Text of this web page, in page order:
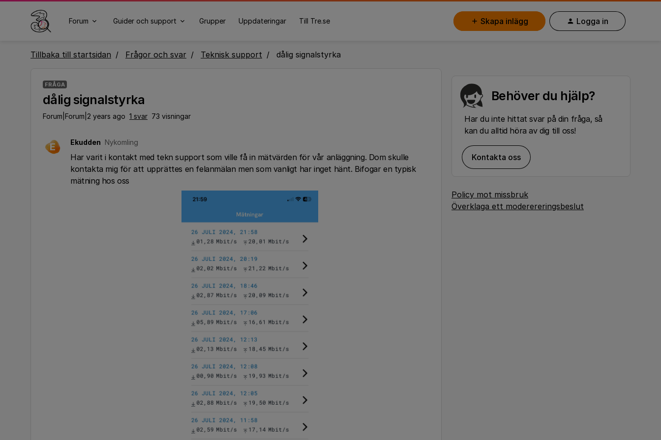
Forum Guider och support Grupper Uppdateringar Till Tre.se Skapa inlägg Logga in
Tillbaka till startsidan Frågor och svar Teknisk support dålig signalstyrka
FRÅGA
dålig signalstyrka
Forum|Forum|2 years ago 1 svar 73 visningar
E Ekudden Nykomling
Har varit i kontakt med tekn support som ville få in mätvärden för vår anläggning. Dom skulle
kontakta mig för att upprättes en felanmälan men som vanligt har inget hänt. Bifogar en typisk
mätning hos oss
Behöver du hjälp?
Har du inte hittat svar på din fråga, så
kan du alltid höra av dig till oss!
Kontakta oss
Policy mot missbruk
Överklaga ett moderereringsbeslut